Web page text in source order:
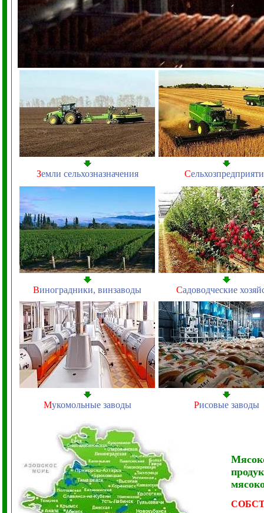
Земли сельхозназначения С
Виноградники, винзаводы Садоводческие
Мукомольные заводы Рисовые заводы